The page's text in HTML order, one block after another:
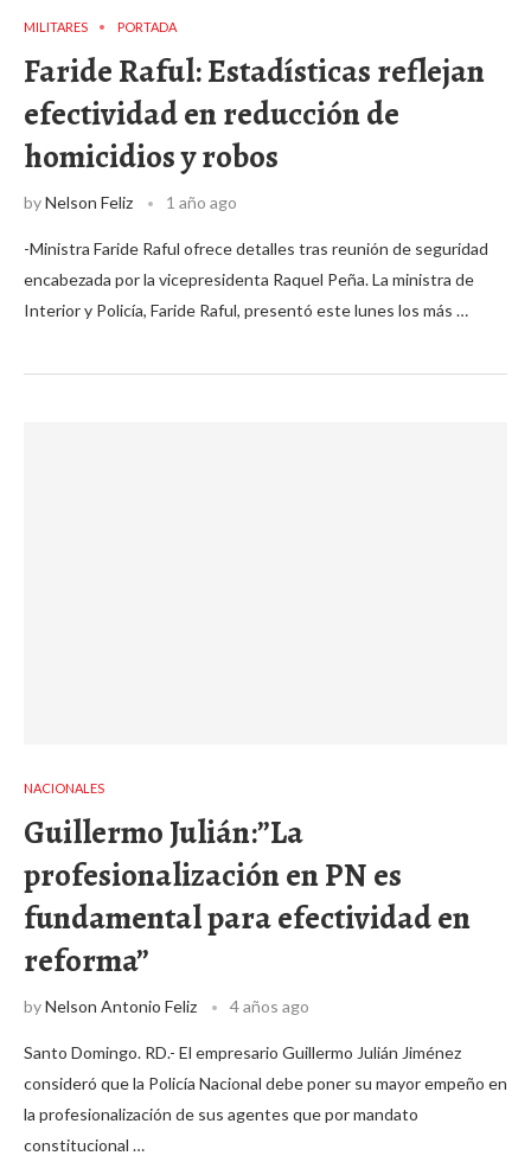
MILITARES PORTADA
Faride Raful: Estadísticas reflejan
efectividad en reducción de
homicidios y robos
byNelson Feliz 1 año ago
-Ministra Faride Raful ofrece detalles tras reunión de seguridad
encabezada por la vicepresidenta Raquel Peña. La ministra de
Interior y Policía, Faride Raful, presentó este lunes los más …
NACIONALES
Guillermo Julián:”La
profesionalización en PN es
fundamental para efectividad en
reforma”
byNelson Antonio Feliz 4 años ago
Santo Domingo. RD.- El empresario Guillermo Julián Jiménez
consideró que la Policía Nacional debe poner su mayor empeño en
la profesionalización de sus agentes que por mandato
constitucional …